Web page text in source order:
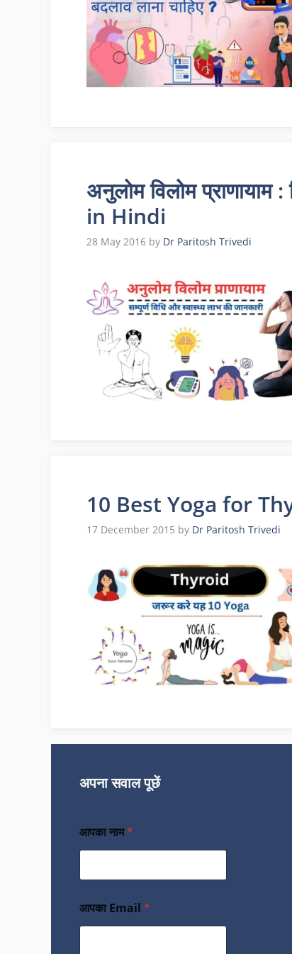
अनुलोम विलोम
in Hindi
28 May 2016 by Dr Paritosh Trivedi
10 Best Yoga for
17 December 2015 by Dr Paritosh Trivedi
अपना सवाल पूछें
आपका नाम*
आपका Email *